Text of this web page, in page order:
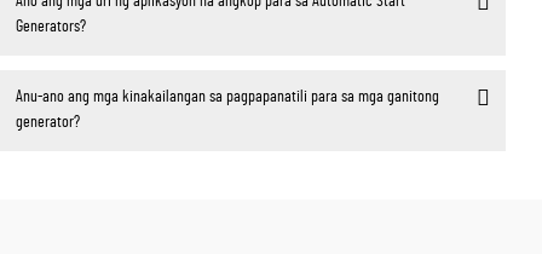
Generators?
Anu-ano ang mga kinakailangan sa pagpapanatili para sa mga ganitong
generator?